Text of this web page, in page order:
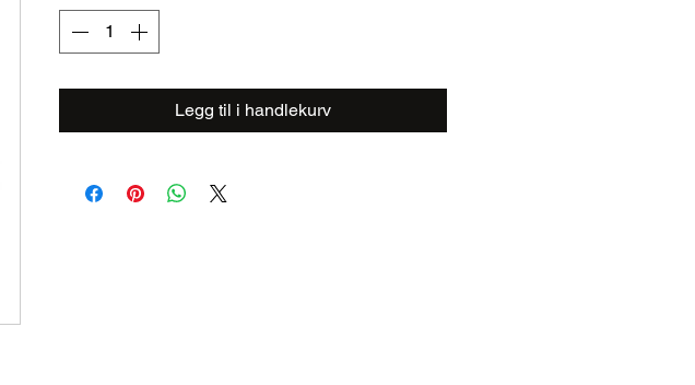
Legg til i handlekurv